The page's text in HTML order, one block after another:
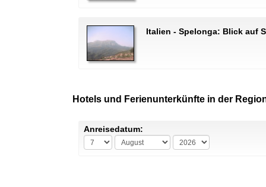
Italien - Spelonga: Blick auf
Hotels und Ferienunterkünfte in der
Anreisedatum: